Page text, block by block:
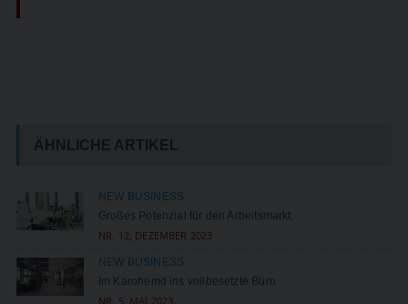
ÄHNLICHE ARTIKEL
NEW BUSINESS
Großes Potenzial für den Arbeitsmarkt.
NR. 12, DEZEMBER 2023
NEW BUSINESS
Im Karohemd ins vollbesetzte Büro.
NR. 5, MAI 2023